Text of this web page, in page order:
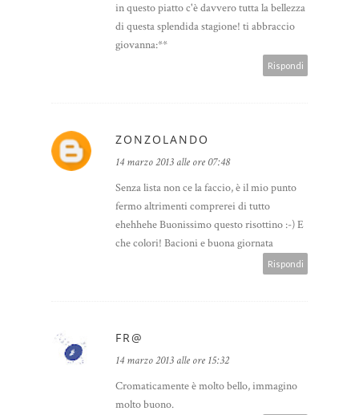
in questo piatto c'è davvero tutta la bellezza
di questa splendida stagione! ti abbraccio
giovanna:**
Rispondi
ZONZOLANDO
14 marzo 2013 alle ore 07:48
Senza lista non ce la faccio, è il mio punto
fermo altrimenti comprerei di tutto
ehehhehe Buonissimo questo risottino :-) E
che colori! Bacioni e buona giornata
Rispondi
FR@
14 marzo 2013 alle ore 15:32
Cromaticamente è molto bello, immagino
molto buono.